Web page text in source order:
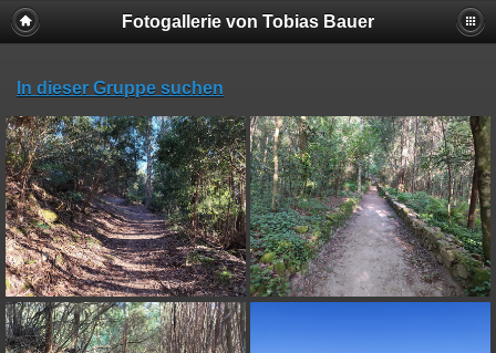
Fotogallerie von Tobias Bauer
In dieser Gruppe suchen